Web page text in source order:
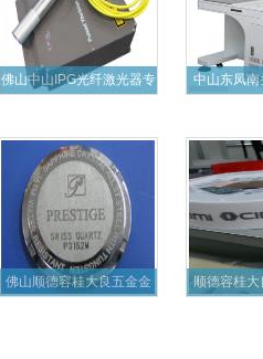
佛山中山IPG光纤激光器专
中山东凤
佛山顺德容桂大良五金金
顺德容桂